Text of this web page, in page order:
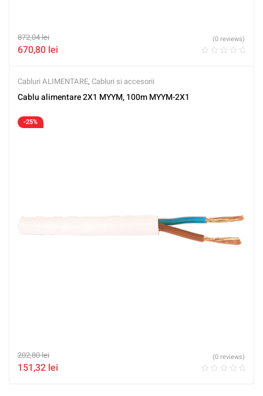
872,04lei
670,80 lei
(0 reviews)
Cabluri ALIMENTARE, Cabluri si accesorii
Cablu alimentare 2X1 MYYM, 100m MYYM-2X1
-25%
202,80lei
151,32 lei
(0 reviews)